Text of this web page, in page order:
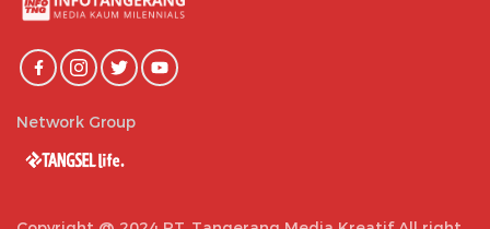
Network Group